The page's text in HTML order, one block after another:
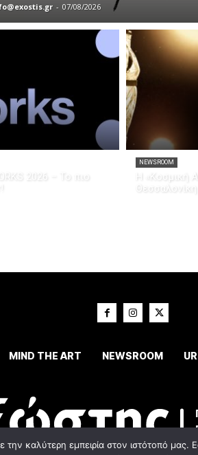
- 07/08/2026
2026 – Το πιο
NEWSROOM
Η «Κοσμική
MIND THE ART NEWSROOM
καλύτερη εμπειρία στον ιστότοπό μας.